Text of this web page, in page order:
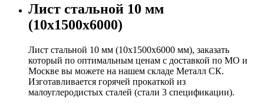
Лист стальной 10 мм
(10х1500х6000)
Лист стальной 10 мм (10x1500x6000 мм), заказать
который по оптимальным ценам с доставкой по МО и
Москве вы можете на нашем складе Металл СК.
Изготавливается горячей прокаткой из
малоуглеродистых сталей (стали 3 спецификации).